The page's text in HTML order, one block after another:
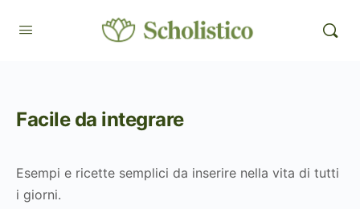
Facile da integrare
Esempi e ricette semplici da inserire nella vita di tutti
i giorni.